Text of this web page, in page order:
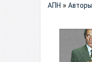
АПН » Авторы